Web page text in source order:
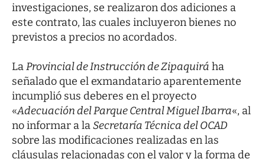
investigaciones, se realizaron dos adiciones a
este contrato, las cuales incluyeron bienes no
previstos a precios no acordados.
LaProvincial de Instrucción de Zipaquirá ha
señalado que el exmandatario aparentemente
incumplió sus deberes en el proyecto
«Adecuación del Parque Central Miguel Ibarra«, al
no informar a laSecretaría Técnica del OCAD
sobre las modificaciones realizadas en las
cláusulas relacionadas con el valor y la forma de